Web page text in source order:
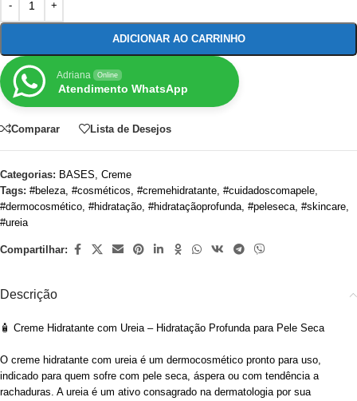
ADICIONAR AO CARRINHO
Adriana Online
Atendimento WhatsApp
Comparar Lista de Desejos
Categorias: BASES, Creme
Tags: #beleza, #cosméticos, #cremehidratante, #cuidadoscomapele,
#dermocosmético, #hidratação, #hidrataçãoprofunda, #peleseca, #skincare,
#ureia
Compartilhar:
Descrição
🧴 Creme Hidratante com Ureia – Hidratação Profunda para Pele Seca
O creme hidratante com ureia é um dermocosmético pronto para uso,
indicado para quem sofre com pele seca, áspera ou com tendência a
rachaduras. A ureia é um ativo consagrado na dermatologia por sua